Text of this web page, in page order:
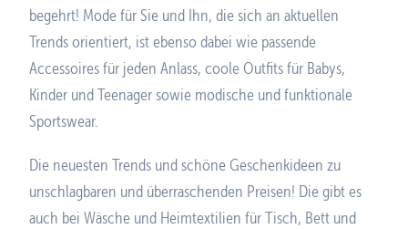
begehrt! Mode für Sie und Ihn, die sich an aktuellen
Trends orientiert, ist ebenso dabei wie passende
Accessoires für jeden Anlass, coole Outfits für Babys,
Kinder und Teenager sowie modische und funktionale
Sportswear.
Die neuesten Trends und schöne Geschenkideen zu
unschlagbaren und überraschenden Preisen! Die gibt es
auch bei Wäsche und Heimtextilien für Tisch, Bett und